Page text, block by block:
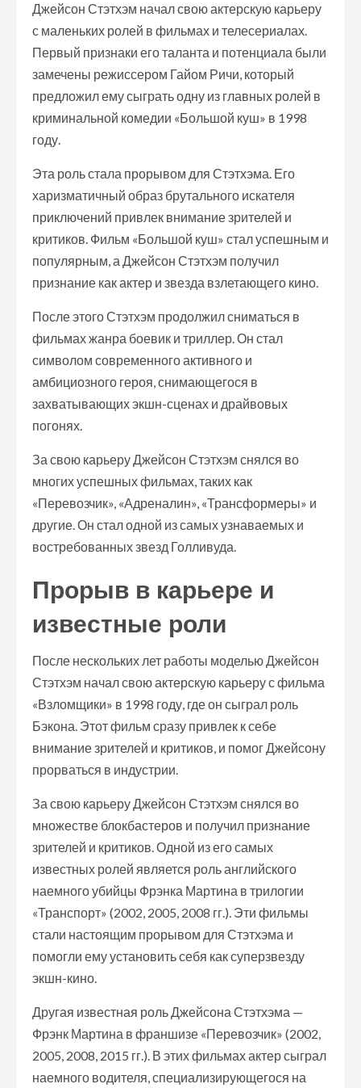
Джейсон Стэтхэм начал свою актерскую карьеру
с маленьких ролей в фильмах и телесериалах.
Первый признаки его таланта и потенциала были
замечены режиссером Гайом Ричи, который
предложил ему сыграть одну из главных ролей в
криминальной комедии «Большой куш» в 1998
году.
Эта роль стала прорывом для Стэтхэма. Его
харизматичный образ брутального искателя
приключений привлек внимание зрителей и
критиков. Фильм «Большой куш» стал успешным и
популярным, а Джейсон Стэтхэм получил
признание как актер и звезда взлетающего кино.
После этого Стэтхэм продолжил сниматься в
фильмах жанра боевик и триллер. Он стал
символом современного активного и
амбициозного героя, снимающегося в
захватывающих экшн-сценах и драйвовых
погонях.
За свою карьеру Джейсон Стэтхэм снялся во
многих успешных фильмах, таких как
«Перевозчик», «Адреналин», «Трансформеры» и
другие. Он стал одной из самых узнаваемых и
востребованных звезд Голливуда.
Прорыв в карьере и
известные роли
После нескольких лет работы моделью Джейсон
Стэтхэм начал свою актерскую карьеру с фильма
«Взломщики» в 1998 году, где он сыграл роль
Бэкона. Этот фильм сразу привлек к себе
внимание зрителей и критиков, и помог Джейсону
прорваться в индустрии.
За свою карьеру Джейсон Стэтхэм снялся во
множестве блокбастеров и получил признание
зрителей и критиков. Одной из его самых
известных ролей является роль английского
наемного убийцы Фрэнка Мартина в трилогии
«Транспорт» (2002, 2005, 2008 гг.). Эти фильмы
стали настоящим прорывом для Стэтхэма и
помогли ему установить себя как суперзвезду
экшн-кино.
Другая известная роль Джейсона Стэтхэма —
Фрэнк Мартина в франшизе «Перевозчик» (2002,
2005, 2008, 2015 гг.). В этих фильмах актер сыграл
наемного водителя, специализирующегося на